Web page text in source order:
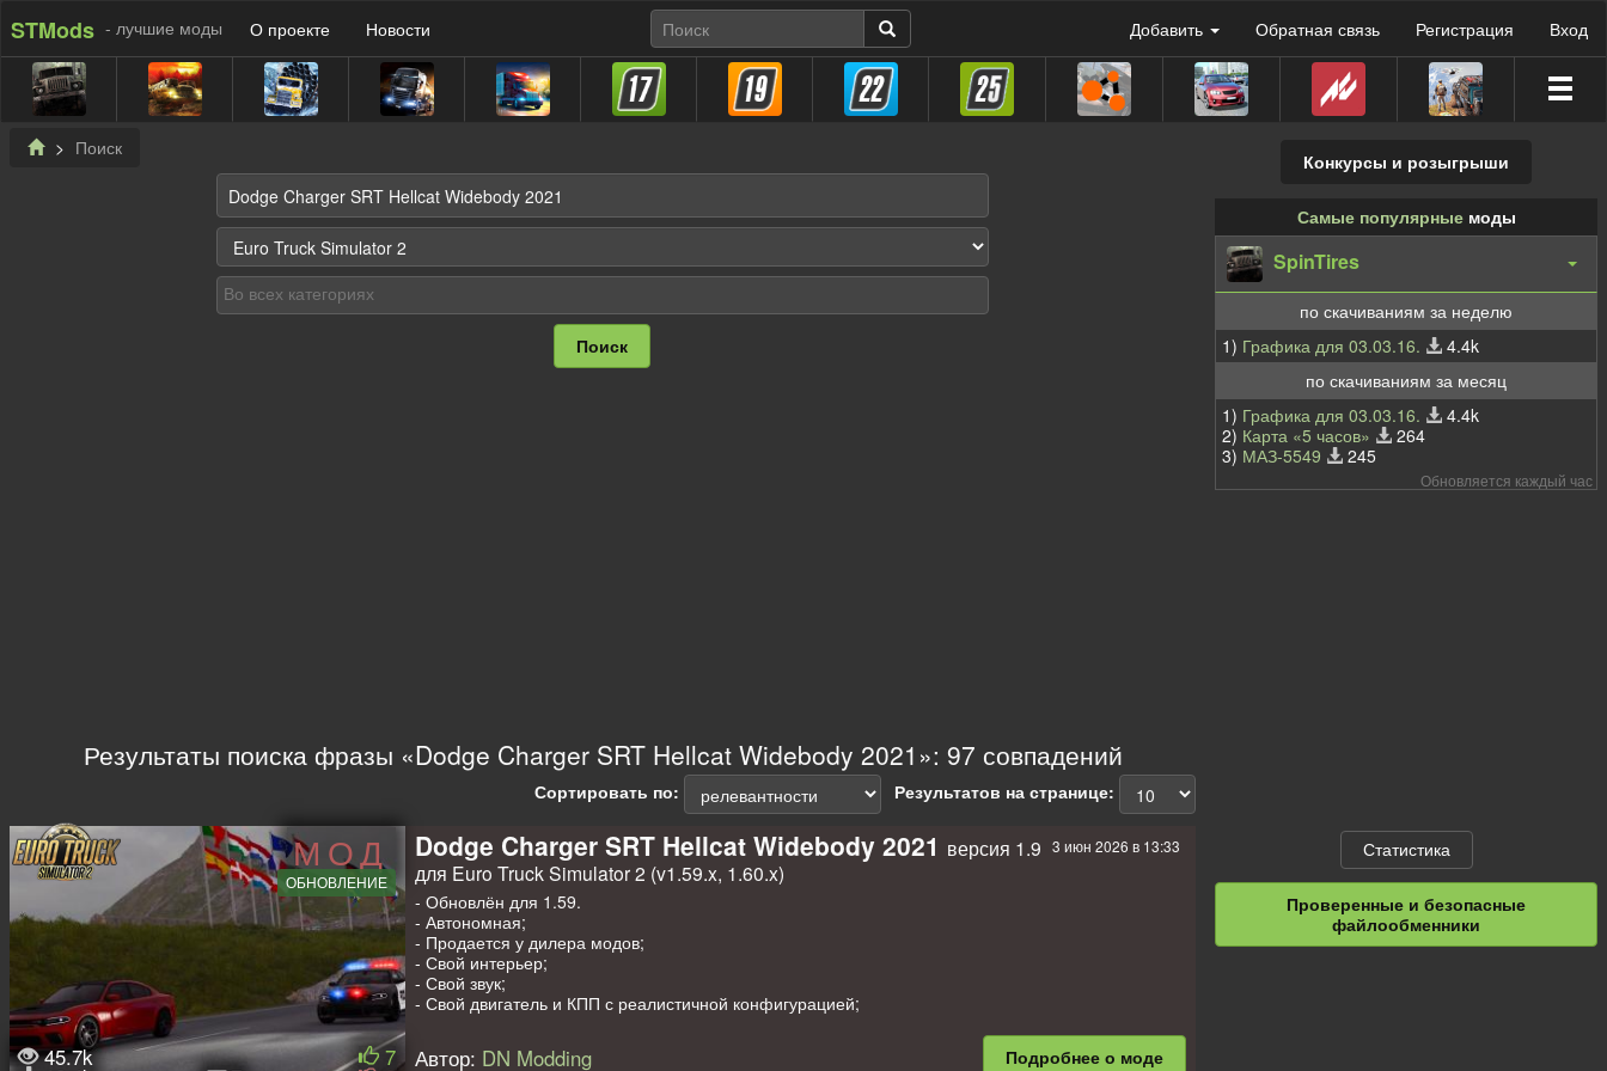
STMods - лучшие моды О проекте Новости Добавить Обратная связь Регистрация Вход
Поиск
Поиск
Результаты поиска фразы «Dodge Charger SRT Hellcat Widebody 2021»: 97 совпадений
Результатов на странице:
Сортировать по:
МОД
ОБНОВЛЕНИЕ
45.7k 7
3 июн 2026 в 13:33
Dodge Charger SRT Hellcat Widebody 2021 версия 1.9
для Euro Truck Simulator 2 (v1.59.x, 1.60.x)
- Обновлён для 1.59.
- Автономная;
- Продается у дилера модов;
- Свой интерьер;
- Свой звук;
- Свой двигатель и КПП с реалистичной конфигурацией;
- Свои колёса;
Подробнее о моде
Автор: DN Modding
Конкурсы и розыгрыши
Самые популярныемоды
SpinTires
по скачиваниям за неделю
1) Графика для 03.03.16.
4.4k
по скачиваниям за месяц
1) Графика для 03.03.16.
4.4k
2) Карта «5 часов»
264
3) МАЗ-5549 245
Обновляется каждый час
Статистика
Проверенные и безопасные
файлообменники